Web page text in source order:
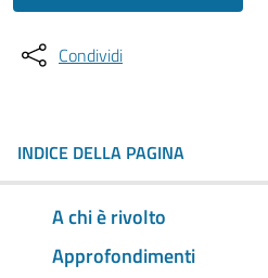
Condividi
INDICE DELLA PAGINA
A chi è rivolto
Approfondimenti